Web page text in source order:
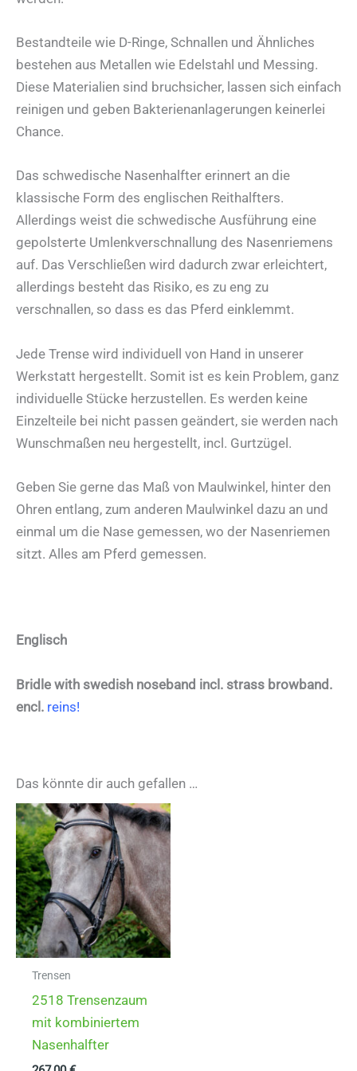
Bestandteile wie D-Ringe, Schnallen und Ähnliches
bestehen aus Metallen wie Edelstahl und Messing.
Diese Materialien sind bruchsicher, lassen sich einfach
reinigen und geben Bakterienanlagerungen keinerlei
Chance.
Das schwedische Nasenhalfter erinnert an die
klassische Form des englischen Reithalfters.
Allerdings weist die schwedische Ausführung eine
gepolsterte Umlenkverschnallung des Nasenriemens
auf. Das Verschließen wird dadurch zwar erleichtert,
allerdings besteht das Risiko, es zu eng zu
verschnallen, so dass es das Pferd einklemmt.
Jede Trense wird individuell von Hand in unserer
Werkstatt hergestellt. Somit ist es kein Problem, ganz
individuelle Stücke herzustellen. Es werden keine
Einzelteile bei nicht passen geändert, sie werden nach
Wunschmaßen neu hergestellt, incl. Gurtzügel.
Geben Sie gerne das Maß von Maulwinkel, hinter den
Ohren entlang, zum anderen Maulwinkel dazu an und
einmal um die Nase gemessen, wo der Nasenriemen
sitzt. Alles am Pferd gemessen.
Englisch
Bridle with swedish noseband incl. strass browband.
encl. reins!
Das könnte dir auch gefallen …
Trensen
2518 Trensenzaum
mit kombiniertem
Nasenhalfter